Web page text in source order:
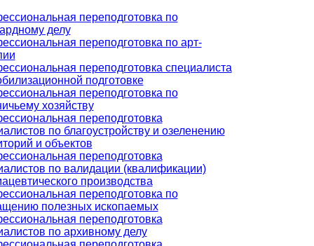
переподготовка по
делу
переподготовка по арт-
переподготовка специалиста
подготовке
переподготовка по
хозяйству
переподготовка
по благоустройству и озеленению
и объектов
переподготовка
по валидации (квалификации)
производства
переподготовка по
полезных ископаемых
переподготовка
по архивному делу